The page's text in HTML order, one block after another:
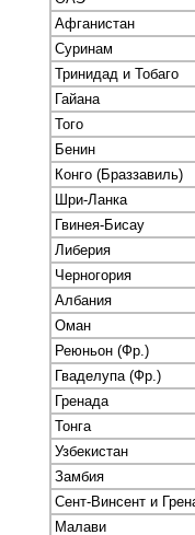
Афганистан
Суринам
Тринидад и Тобаго
Гайана
Того
Бенин
Конго (Браззавиль)
Шри-Ланка
Гвинея-Бисау
Либерия
Черногория
Албания
Оман
Реюньон (Фр.)
Гваделупа (Фр.)
Гренада
Тонга
Узбекистан
Замбия
Сент-Винсент и
Малави